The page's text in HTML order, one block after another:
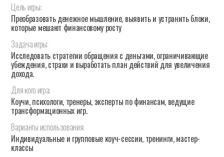
Цель игры:
Преобразовать денежное мышление, выявить и устранить блоки,
которые мешают финансовому росту
Задачаигры:
Исследовать стратегии обращения с деньгами, ограничивающие
убеждения, страхи и выработать план действий для увеличения
дохода.
Длякого игра:
Коучи, психологи, тренеры, эксперты по финансам, ведущие
трансформационных игр.
Варианты использования:
Индивидуальные и групповые коуч-сессии, тренинги, мастер-
классы